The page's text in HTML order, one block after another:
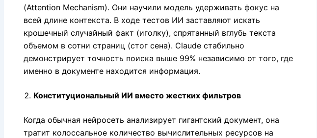
(Attention Mechanism). Они научили модель удерживать фокус на
всей длине контекста. В ходе тестов ИИ заставляют искать
крошечный случайный факт (иголку), спрятанный вглубь текста
объемом в сотни страниц (стог сена). Claude стабильно
демонстрирует точность поиска выше 99% независимо от того, где
именно в документе находится информация.
Конституциональный ИИ вместо жестких фильтров
Когда обычная нейросеть анализирует гигантский документ, она
тратит колоссальное количество вычислительных ресурсов на